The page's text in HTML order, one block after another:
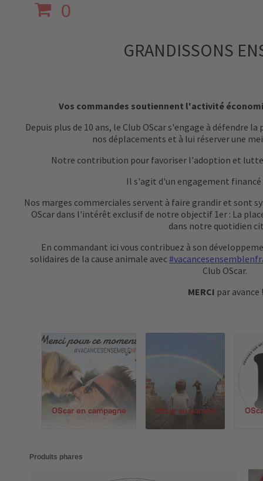
0
GRANDISSONS
Vos commandes soutiennent l'activité
Depuis plus de 10 ans, le Club OScar s'engage à défendre
nos déplacements et à lui réserver une
Notre contribution pour favoriser l'adoption et
Il s'agit d'un engagement
Nos marges commerciales servent à faire grandir et sont
OScar dans l'intérêt exclusif de notre objectif 1er : La
dans notre quotidien
En commandant ici vous contribuez à son
solidaires de la cause animale avec
Club OScar.
MERCI par avance !
OScar en campagne OScar au paradis
Produits phares